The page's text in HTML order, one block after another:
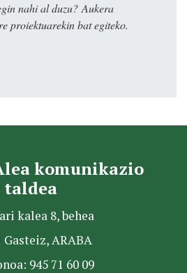
nahi al duzu? Aukera
proiektuarekin bat egiteko.
komunikazio
taldea
kalea 8, behea
Gasteiz, ARABA
945 71 60 09